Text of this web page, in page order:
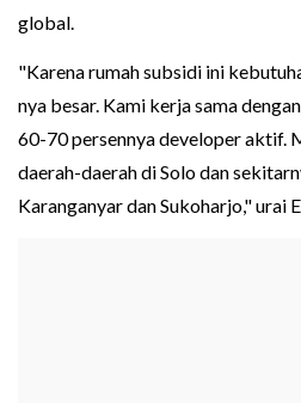
global.
"Karena rumah subsidi ini
nya besar. Kami kerja sama
60-70 persennya developer aktif.
daerah-daerah di Solo dan
Karanganyar dan Sukoharjo," urai